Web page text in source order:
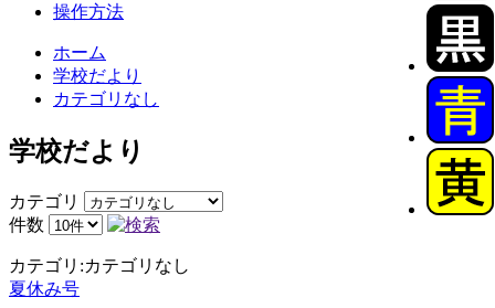
操作方法
ホーム
学校だより
カテゴリなし
学校だより
カテゴリ
件数
カテゴリ:カテゴリなし
夏休み号